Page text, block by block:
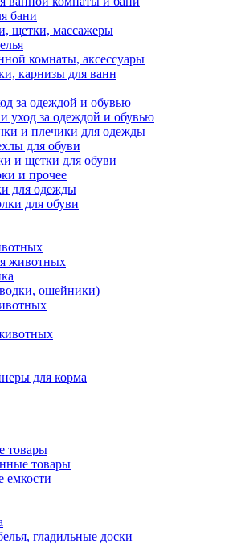
бани
щетки, массажеры
комнаты, аксессуары
карнизы для ванн
за одеждой и обувью
уход за одеждой и обувью
и плечики для одежды
для обуви
и щетки для обуви
и прочее
для одежды
для обуви
животных
ошейники)
для корма
товары
товары
емкости
гладильные доски